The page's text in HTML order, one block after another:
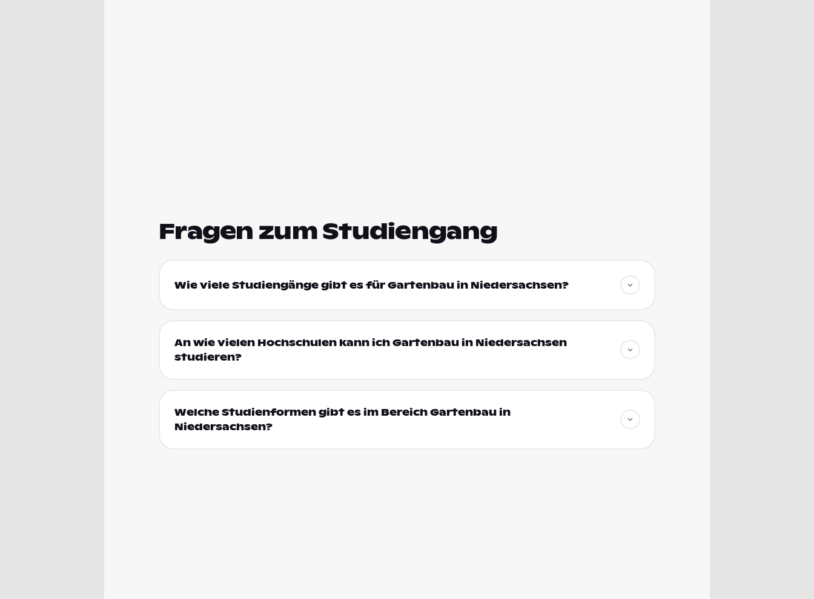
Fragen zum Studiengang
Wie viele Studiengänge gibt es für Gartenbau in Niedersachsen?
An wie vielen Hochschulen kann ich Gartenbau in Niedersachsen
studieren?
Welche Studienformen gibt es im Bereich Gartenbau in
Niedersachsen?